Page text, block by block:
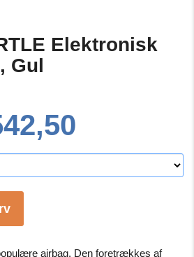
Elektronisk
Gul
airbag. Den foretrækkes af